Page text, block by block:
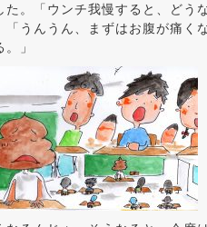
。「ウンチ我慢すると、どう
うんうん、まずはお腹が痛く
」